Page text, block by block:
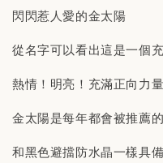
閃閃惹人愛的金太陽
從名字可以看出這是一個
熱情！明亮！充滿正向力量
金太陽是每年都會被推薦
和黑色避擋防水晶一樣具